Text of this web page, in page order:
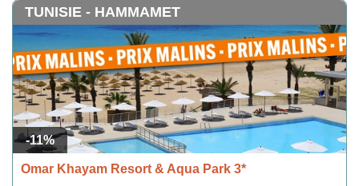
-11%
TUNISIE - HAMMAMET
Omar Khayam Resort & Aqua Park 3*